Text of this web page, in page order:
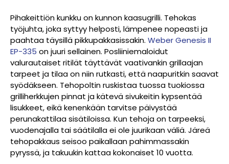
Pihakeittiön kunkku on kunnon kaasugrilli. Tehokas
työjuhta, joka syttyy helposti, lämpenee nopeasti ja
paahtaa täysillä pikkupakkasissakin. Weber Genesis II
EP-335 on juuri sellainen. Posliiniemaloidut
valurautaiset ritilät täyttävät vaativankin grillaajan
tarpeet ja tilaa on niin rutkasti, että naapuritkin saavat
syödäkseen. Tehopoltin ruskistaa tuossa tuokiossa
grilliherkkujen pinnat ja kätevä sivukeitin kypsentää
lisukkeet, eikä kenenkään tarvitse päivystää
perunakattilaa sisätiloissa. Kun tehoja on tarpeeksi,
vuodenajalla tai säätilalla ei ole juurikaan väliä. Järeä
tehopakkaus seisoo paikallaan pahimmassakin
pyryssä, ja takuukin kattaa kokonaiset 10 vuotta.